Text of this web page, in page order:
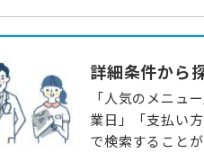
詳細条件から
「人気のメニュ
業日」「支払い
で検索することが